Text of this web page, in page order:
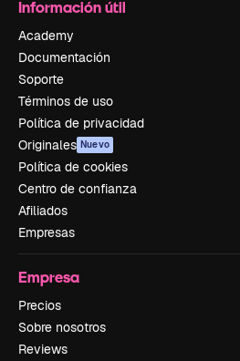
Información útil
Academy
Documentación
Soporte
Términos de uso
Política de privacidad
Originales Nuevo
Política de cookies
Centro de confianza
Afiliados
Empresas
Empresa
Precios
Sobre nosotros
Reviews